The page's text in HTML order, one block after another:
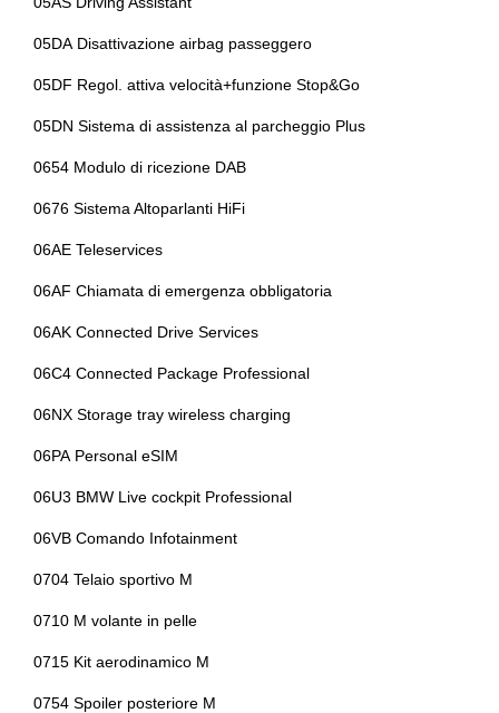
Pacchetto innovation
Paraurti in tinta
Personal esim
Personalizzazioni linea e stile
Portabicchieri
05DA Disattivazione airbag passeggero
05DF Regol. attiva velocità+funzione Stop&Go
05DN Sistema di assistenza al parcheggio Plus
0654 Modulo di ricezione DAB
0676 Sistema Altoparlanti HiFi
06AE Teleservices
06AF Chiamata di emergenza obbligatoria
06AK Connected Drive Services
06C4 Connected Package Professional
06NX Storage tray wireless charging
06PA Personal eSIM
06U3 BMW Live cockpit Professional
06VB Comando Infotainment
0704 Telaio sportivo M
0710 M volante in pelle
0715 Kit aerodinamico M
0754 Spoiler posteriore M